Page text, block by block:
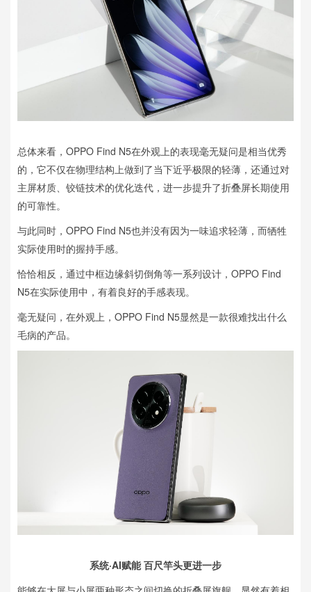
总体来看，OPPO Find N5在外观上的表现毫无疑问是相当优秀
的，它不仅在物理结构上做到了当下近乎极限的轻薄，还通过对
主屏材质、铰链技术的优化迭代，进一步提升了折叠屏长期使用
的可靠性。
与此同时，OPPO Find N5也并没有因为一味追求轻薄，而牺牲
实际使用时的握持手感。
恰恰相反，通过中框边缘斜切倒角等一系列设计，OPPO Find
N5在实际使用中，有着良好的手感表现。
毫无疑问，在外观上，OPPO Find N5显然是一款很难找出什么
毛病的产品。
系统·AI赋能 百尺竿头更进一步